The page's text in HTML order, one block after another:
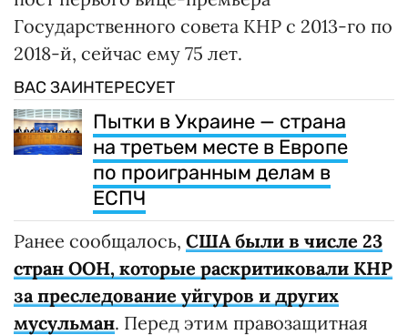
Государственного совета КНР с 2013-го по
2018-й, сейчас ему 75 лет.
ВАС ЗАИНТЕРЕСУЕТ
Пытки в Украине — страна
на третьем месте в Европе
по проигранным делам в
ЕСПЧ
Ранее сообщалось, США были в числе 23
стран ООН, которые раскритиковали КНР
за преследование уйгуров и других
мусульман. Перед этим правозащитная